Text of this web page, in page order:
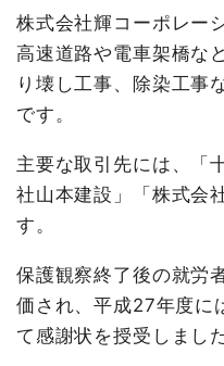
株式会社輝コーポレー
高速道路や電車架橋な
り壊し工事、除染工事
です。
主要な取引先には、「
社山本建設」「株式会
す。
保護観察終了後の就労
価され、平成27年度に
て感謝状を授受しました